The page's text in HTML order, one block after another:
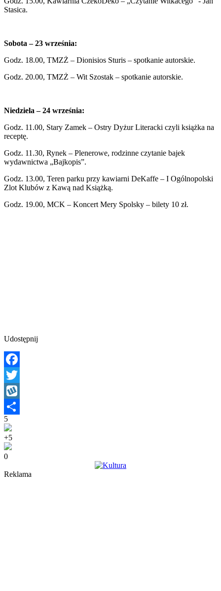
Stasica.
Sobota – 23 września:
Godz. 18.00, TMZŻ – Dionisios Sturis – spotkanie autorskie.
Godz. 20.00, TMZŻ – Wit Szostak – spotkanie autorskie.
Niedziela – 24 września:
Godz. 11.00, Stary Zamek – Ostry Dyżur Literacki czyli książka na
receptę.
Godz. 11.30, Rynek – Plenerowe, rodzinne czytanie bajek
wydawnictwa „Bajkopis”.
Godz. 13.00, Teren parku przy kawiarni DeKaffe – I Ogólnopolski
Zlot Klubów z Kawą nad Książką.
Godz. 19.00, MCK – Koncert Mery Spolsky – bilety 10 zł.
Udostępnij
Facebook
Twitter
Wykop
Share
5
+5
0
Reklama